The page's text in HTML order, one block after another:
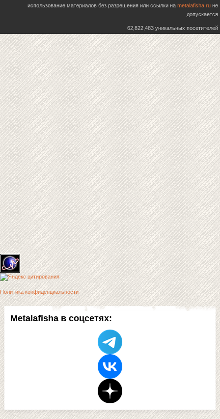
Metalafisha в соцсетях:
использование материалов без разрешения или ссылки на metalafisha.ru не
допускается
62,822,483 уникальных посетителей
Политика конфиденциальности